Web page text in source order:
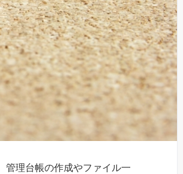
管理台帳の作成やファイル一